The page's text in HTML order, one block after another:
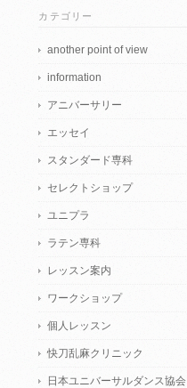
カテゴリー
another point of view
information
アニバーサリー
エッセイ
スタンダード専科
セレクトショップ
ユニプラ
ラテン専科
レッスン案内
ワークショップ
個人レッスン
快刀乱麻クリニック
日本ユニバーサルダンス協会